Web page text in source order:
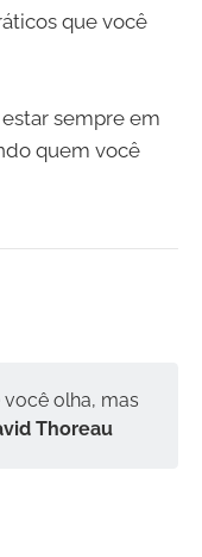
que você
sempre em
quem você
olha, mas
Thoreau